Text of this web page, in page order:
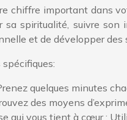
chiffre important dans
sa spiritualité, suivre
et de développer des
quelques minutes
des moyens
qui vous tient à cœur :